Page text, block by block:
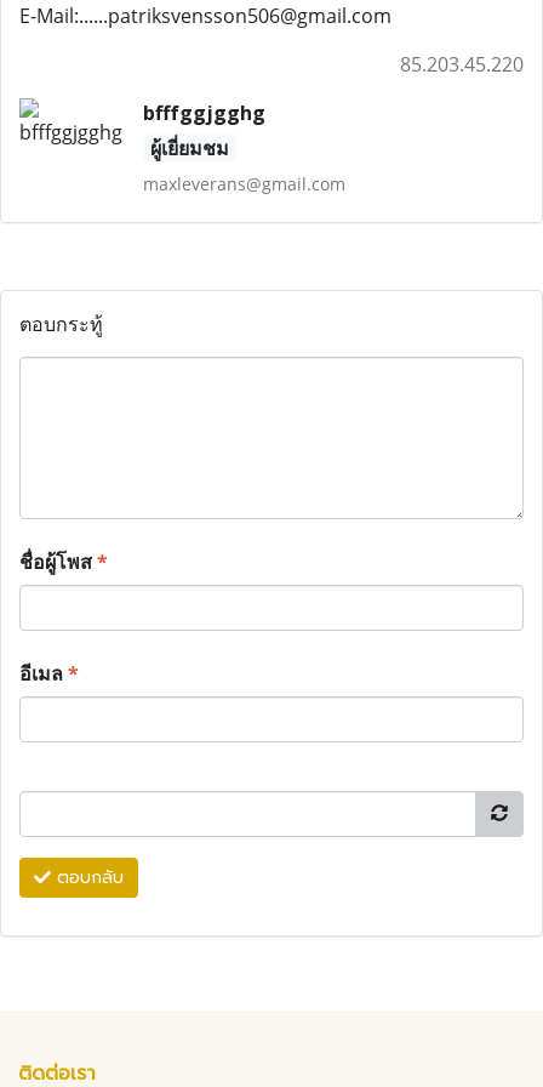
E-Mail:......patriksvensson506@gmail.com
85.203.45.220
bfffggjgghg
ผู้เยี่ยมชม
maxleverans@gmail.com
ตอบกระทู้
ชื่อผู้โพส*
อีเมล*
ตอบกลับ
ติดต่อเรา